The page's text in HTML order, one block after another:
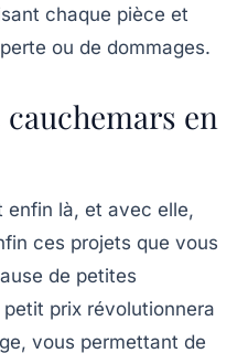
chaque pièce et
ou de dommages.
en
enfin là, et avec elle,
ces projets que vous
de petites
prix révolutionnera
vous permettant de